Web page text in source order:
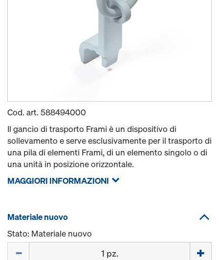
Cod. art. 588494000
Il gancio di trasporto Frami è un dispositivo di
sollevamento e serve esclusivamente per il trasporto di
una pila di elementi Frami, di un elemento singolo o di
una unità in posizione orizzontale.
MAGGIORI INFORMAZIONI
Materiale nuovo
Stato: Materiale nuovo